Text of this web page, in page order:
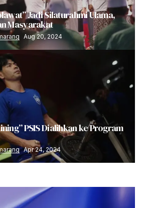
Jadi Silaturahmi Ulama,
Masyarakat
Aug 20, 2024
PSIS Dialihkan ke Program
Apr 24, 2024